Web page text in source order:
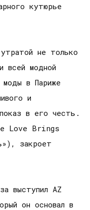
кутюрье
не только
всей модной
в Париже
и
в его честь.
Love Brings
закроет
выступил AZ
он основал в